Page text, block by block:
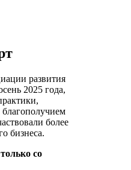
развития
2025 года,
более
бизнеса.
со